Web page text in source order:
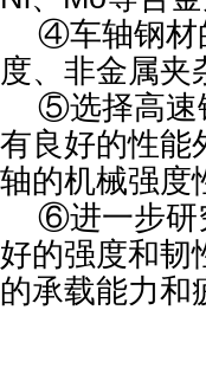
④车轴钢材
度、非金属夹
⑤选择高速
有良好的性能
轴的机械强度
⑥进一步研
好的强度和韧
的承载能力